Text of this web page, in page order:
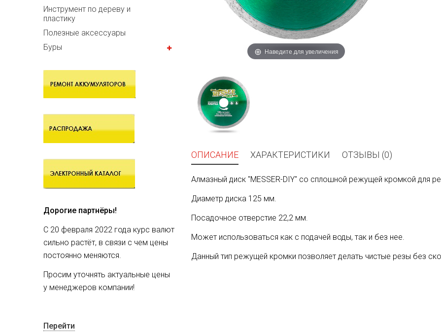
Инструмент по дереву и
пластику
Полезные аксессуары
Буры
Дорогие партнёры!
С 20 февраля 2022 года курс валют
сильно растёт, в связи с чем цены
постоянно меняются.
Просим уточнять актуальные цены
у менеджеров компании!
Перейти
Наведите для увеличения
ОПИСАНИЕ ХАРАКТЕРИСТИКИ ОТЗЫВЫ (0)
Алмазный диск "MESSER-DIY" со сплошной режущей кромкой для
Диаметр диска 125 мм.
Посадочное отверстие 22,2 мм.
Может использоваться как с подачей воды, так и без нее.
Данный тип режущей кромки позволяет делать чистые резы без